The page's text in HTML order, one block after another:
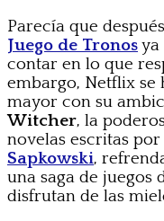
Parecía que
Juego de Tronosya
contar en lo que
embargo, Netflix se
mayor con su
Witcher, la
novelas escritas
Sapkowski,
una saga de juegos
disfrutan de las